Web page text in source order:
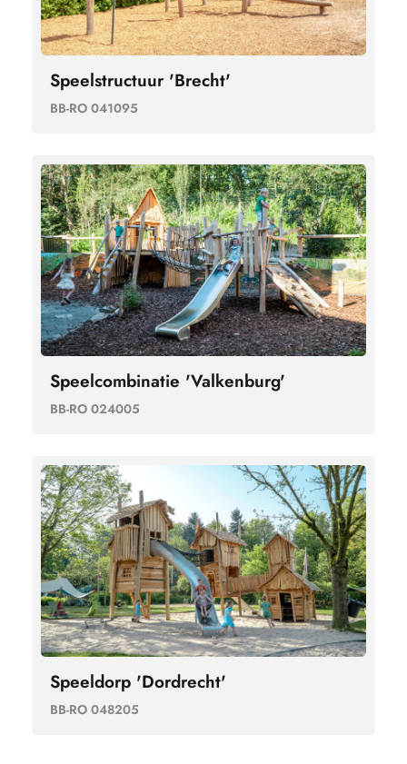
Speelstructuur 'Brecht'
BB-RO 041095
Speelcombinatie 'Valkenburg'
BB-RO 024005
Speeldorp 'Dordrecht'
BB-RO 048205